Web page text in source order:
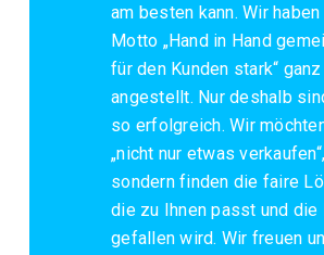
am besten kann. Wir haben
Motto „Hand in Hand
für den Kunden stark“
angestellt. Nur deshalb
so erfolgreich. Wir
„nicht nur etwas verkaufen“,
sondern finden die faire
die zu Ihnen passt und die
gefallen wird. Wir freuen